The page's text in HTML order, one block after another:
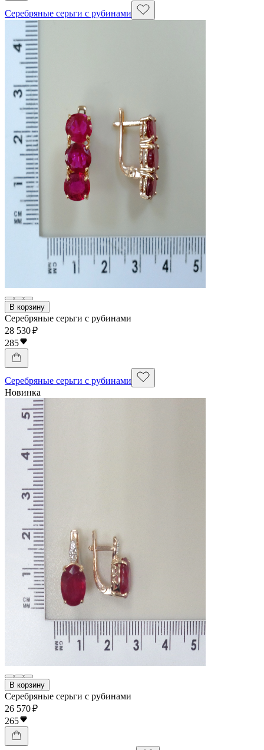
Серебряные серьги с рубинами
В корзину
Серебряные серьги с рубинами
28 530 ₽
285
Серебряные серьги с рубинами
Новинка
В корзину
Серебряные серьги с рубинами
26 570 ₽
265